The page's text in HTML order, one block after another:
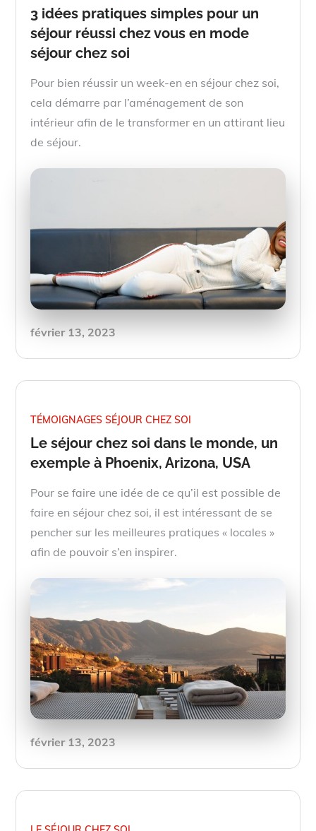
3 idées pratiques simples pour un
séjour réussi chez vous en mode
séjour chez soi
Pour bien réussir un week-en en séjour chez soi,
cela démarre par l’aménagement de son
intérieur afin de le transformer en un attirant lieu
de séjour.
Posted
février 13, 2023
TÉMOIGNAGES SÉJOUR CHEZ SOI
Le séjour chez soi dans le monde, un
exemple à Phoenix, Arizona, USA
Pour se faire une idée de ce qu’il est possible de
faire en séjour chez soi, il est intéressant de se
pencher sur les meilleures pratiques « locales »
afin de pouvoir s’en inspirer.
Posted
février 13, 2023